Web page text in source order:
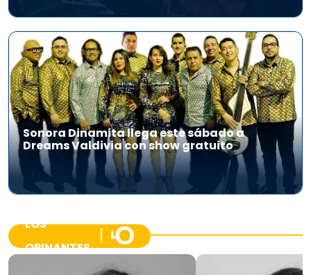
Sonora Dinamita llega este sábado a
Dreams Valdivia con show gratuito
LOS
OPINANTES